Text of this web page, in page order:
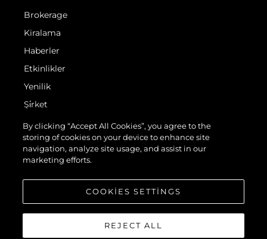
Brokerage
Kiralama
Haberler
Etkinlikler
Yenilik
Şi̇rket
Ekip
Yaşam Şekli̇
Mi̇ras
By clicking “Accept All Cookies”, you agree to the
storing of cookies on your device to enhance site
navigation, analyze site usage, and assist in our
marketing efforts.
COOKIES SETTINGS
REJECT ALL